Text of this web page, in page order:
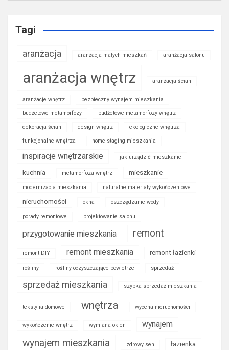
Tagi
aranżacja aranżacja małych mieszkań aranżacja salonu
aranżacja wnętrz aranżacja ścian
aranżacje wnętrz bezpieczny wynajem mieszkania
budżetowe metamorfozy budżetowe metamorfozy wnętrz
dekoracja ścian design wnętrz ekologiczne wnętrza
funkcjonalne wnętrza home staging mieszkania
inspiracje wnętrzarskie jak urządzić mieszkanie
kuchnia metamorfoza wnętrz mieszkanie
modernizacja mieszkania naturalne materiały wykończeniowe
nieruchomości okna oszczędzanie wody
porady remontowe projektowanie salonu
przygotowanie mieszkania remont
remont DIY remont mieszkania remont łazienki
rośliny rośliny oczyszczające powietrze sprzedaż
sprzedaż mieszkania szybka sprzedaż mieszkania
tekstylia domowe wnętrza wycena nieruchomości
wykończenie wnętrz wymiana okien wynajem
wynajem mieszkania zdrowy sen łazienka